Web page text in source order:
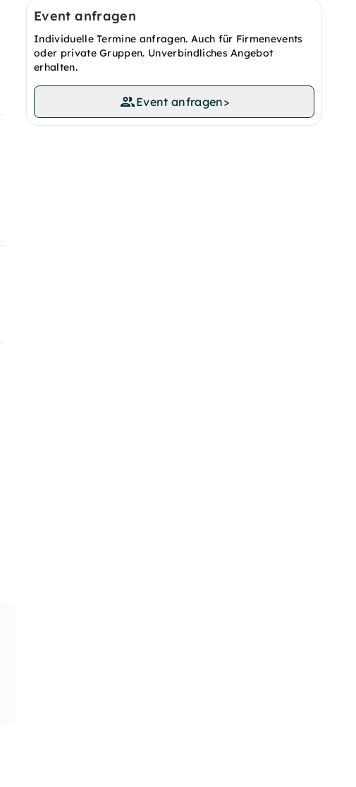
Event anfragen
Individuelle Termine anfragen. Auch für Firmenevents
oder private Gruppen. Unverbindliches Angebot
erhalten.
Event anfragen>